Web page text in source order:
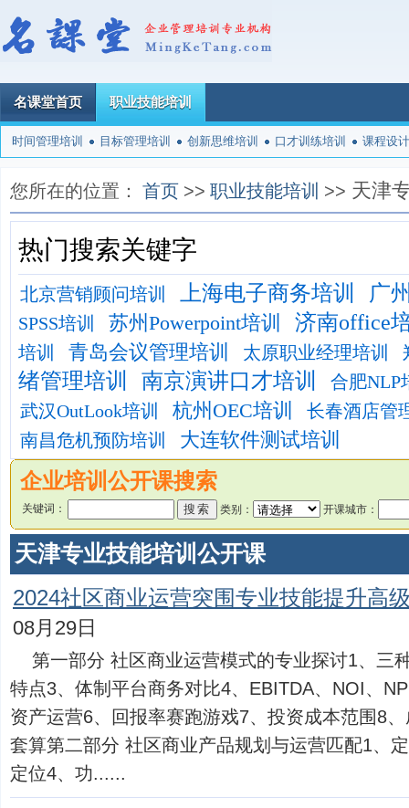
名课堂首页 职业技能培训
时间管理培训 目标管理培训 创新思维培训 口才训练培训 课程设
您所在的位置： 首页 >> 职业技能培训 >> 天津
热门搜索关键字
北京营销顾问培训 上海电子商务培训 广
SPSS培训 苏州Powerpoint培训 济南office
培训 青岛会议管理培训 太原职业经理培训
绪管理培训 南京演讲口才培训
合肥NLP
武汉OutLook培训
杭州OEC培训
长春酒店管
南昌危机预防培训
大连软件测试培训
企业培训公开课搜索
关键词： 类别： 开课城市：
天津专业技能培训公开课
2024社区商业运营突围专业技能提升高
08月29日
第一部分 社区商业运营模式的专业探讨1、三
特点3、体制平台商务对比4、EBITDA、NOI、
资产运营6、回报率赛跑游戏7、投资成本范围8
套算第二部分 社区商业产品规划与运营匹配1、
定位4、功......